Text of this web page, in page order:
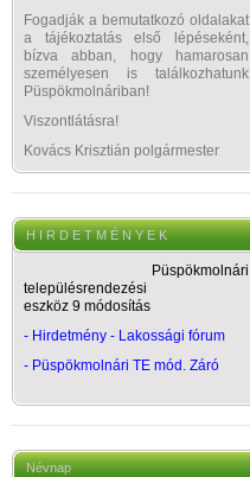
Fogadják a bemutatkozó oldalakat
a tájékoztatás első lépéseként,
bízva abban, hogy hamarosan
személyesen is találkozhatunk
Püspökmolnáriban!
Viszontlátásra!
Kovács Krisztián polgármester
H I R D E T M É N Y E K
Püspökmolnári
településrendezési
eszköz 9 módosítás
- Hirdetmény - Lakossági fórum
- Püspökmolnári TE mód. Záró
Névnap